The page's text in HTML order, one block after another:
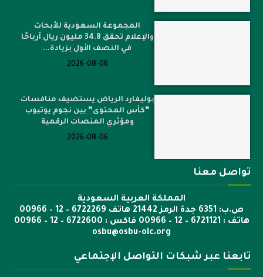
المجموعة السعودية للأبحاث
والإعلام تحقق 34.8 مليون ريال أرباحًا
في النصف الأول بزيادة...
2026-08-06
بوليفارد الرياض يستضيف منافسات
“كأس المحتوى” بين نجوم يوتيوب
ومؤثري المنصات الرقمية
2026-08-06
تواصل معنا
المملكة العربية السعودية
ص.ب: 6351 جدة الرمز 21442 هاتف 6722269 – 12 – 00966
هاتف : 6721121 – 12 – 00966 فاكس : 6722600 – 12 – 00966
osbu@osbu-oic.org
تابعنا عبر شبكات التواصل الإجتماعي